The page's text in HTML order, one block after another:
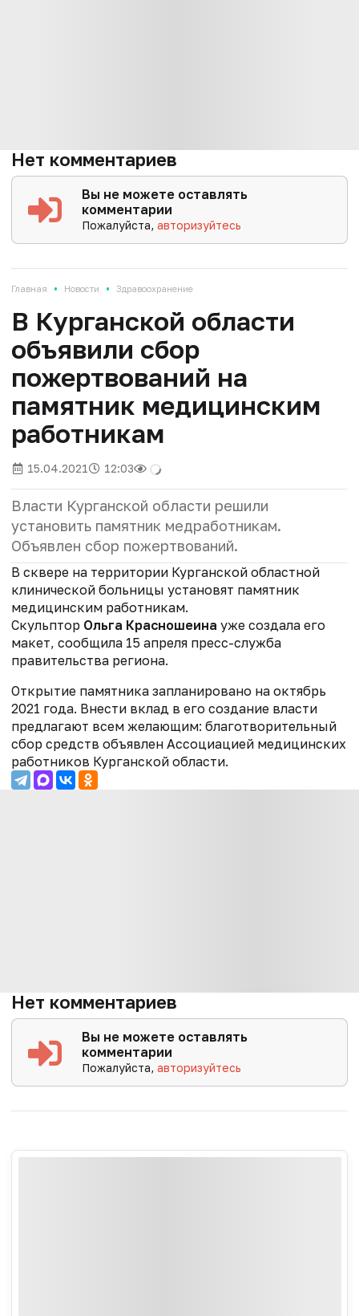
Нет комментариев
Вы не можете оставлять
комментарии
Пожалуйста,авторизуйтесь
Главная • Новости • Здравоохранение
В Курганской области
объявили сбор
пожертвований на
памятник медицинским
работникам
15.04.2021 12:03
Власти Курганской области решили
установить памятник медработникам.
Объявлен сбор пожертвований.
В сквере на территории Курганской областной
клинической больницы установят памятник
медицинским работникам.
Скульптор Ольга Красношеина уже создала его
макет, сообщила 15 апреля пресс-служба
правительства региона.
Открытие памятника запланировано на октябрь
2021 года. Внести вклад в его создание власти
предлагают всем желающим: благотворительный
сбор средств объявлен Ассоциацией медицинских
работников Курганской области.
Нет комментариев
Вы не можете оставлять
комментарии
Пожалуйста,авторизуйтесь